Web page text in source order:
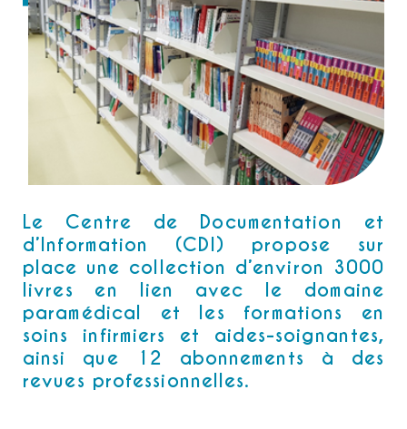
Le Centre de Documentation et
d’Information (CDI) propose sur
place une collection d’environ 3000
livres en lien avec le domaine
paramédical et les formations en
soins infirmiers et aides-soignantes,
ainsi que 12 abonnements à des
revues professionnelles.